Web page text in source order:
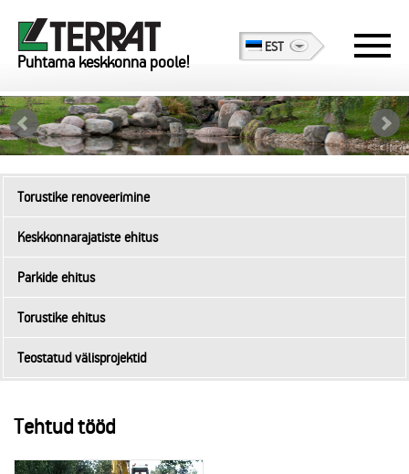
Puhtama keskkonna poole!
EST
Torustike renoveerimine
Keskkonnarajatiste ehitus
Parkide ehitus
Torustike ehitus
Teostatud välisprojektid
Tehtud tööd